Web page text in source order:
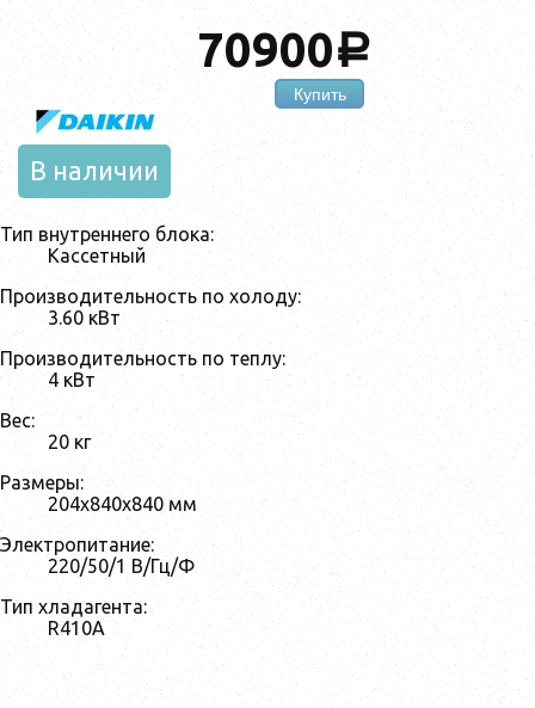
70900a
Купить
В наличии
Тип внутреннего блока:
Кассетный
Производительность по холоду:
3.60 кВт
Производительность по теплу:
4 кВт
Вес:
20 кг
Размеры:
204x840x840 мм
Электропитание:
220/50/1 В/Гц/Ф
Тип хладагента:
R410A